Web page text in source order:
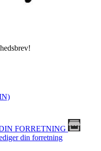
FORRETNING
din forretning